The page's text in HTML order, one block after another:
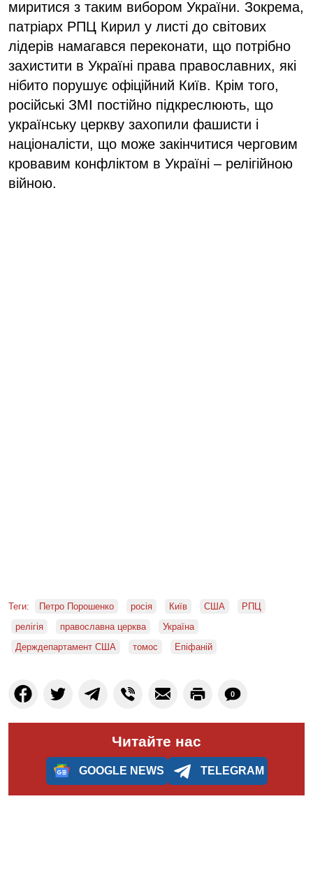
миритися з таким вибором України. Зокрема,
патріарх РПЦ Кирил у листі до світових
лідерів намагався переконати, що потрібно
захистити в Україні права православних, які
нібито порушує офіційний Київ. Крім того,
російські ЗМІ постійно підкреслюють, що
українську церкву захопили фашисти і
націоналісти, що може закінчитися черговим
кровавим конфліктом в Україні – релігійною
війною.
Теги: Петро Порошенко росія Київ США
РПЦ
релігія
православна церква
Україна
Держдепартамент США
томос Епіфаній
0
Читайте нас
GOOGLE NEWS TELEGRAM